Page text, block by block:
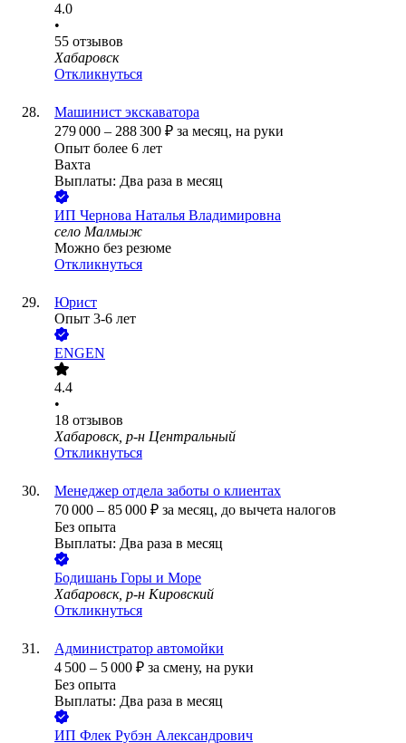
4.0
•
55 отзывов
Хабаровск
Откликнуться
Машинист экскаватора
279 000 – 288 300 ₽ за месяц, на руки
Опыт более 6 лет
Вахта
Выплаты: Два раза в месяц
ИП Чернова Наталья Владимировна
село Малмыж
Можно без резюме
Откликнуться
Юрист
Опыт 3-6 лет
ENGEN
4.4
•
18 отзывов
Хабаровск, р-н Центральный
Откликнуться
Менеджер отдела заботы о клиентах
70 000 – 85 000 ₽ за месяц, до вычета налогов
Без опыта
Выплаты: Два раза в месяц
Бодишань Горы и Море
Хабаровск, р-н Кировский
Откликнуться
Администратор автомойки
4 500 – 5 000 ₽ за смену, на руки
Без опыта
Выплаты: Два раза в месяц
ИП Флек Рубэн Александрович